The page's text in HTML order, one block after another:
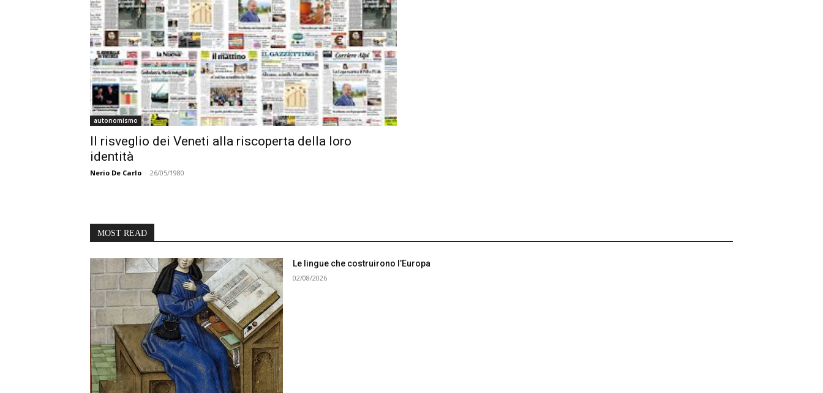
autonomismo
Il risveglio dei Veneti alla riscoperta della loro
identità
Nerio De Carlo - 26/05/1980
MOST READ
Le lingue che costruirono l’Europa
02/08/2026